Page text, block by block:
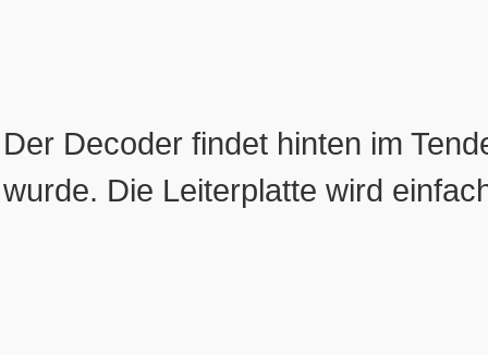
Der Decoder findet hinten im
wurde. Die Leiterplatte wird